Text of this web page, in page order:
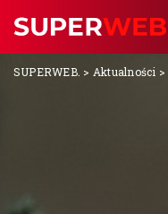
SUPERWEB. > Aktualności >